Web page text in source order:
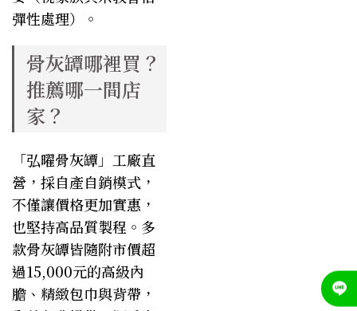
彈性處理）。
骨灰罈哪裡買？
推薦哪一間店
家？
「弘曜骨灰罈」 工廠直
營，採自產自銷模式，
不僅讓價格更加實惠，
也堅持高品質製程。多
款骨灰罈皆隨附市價超
過15,000元的高級內
膽、精緻包巾與背帶，